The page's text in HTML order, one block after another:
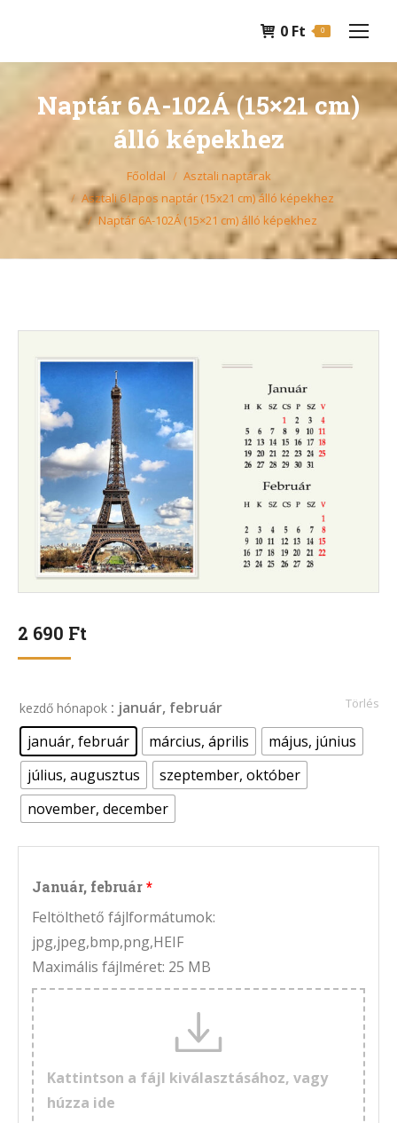
0 Ft 0
Naptár 6A-102Á (15×21 cm)
álló képekhez
You are here: Főoldal
Asztali naptárak
Asztali 6 lapos naptár (15x21 cm) álló képekhez
Naptár 6A-102Á (15×21 cm) álló képekhez
2 690 Ft
kezdő hónapok : január, február
január, február
március, április
május, június
július, augusztus
szeptember, október
november, december
Törlés
Január, február
Feltölthető fájlformátumok:
jpg,jpeg,bmp,png,HEIF
Maximális fájlméret: 25 MB
Kattintson a fájl kiválasztásához, vagy
húzza ide